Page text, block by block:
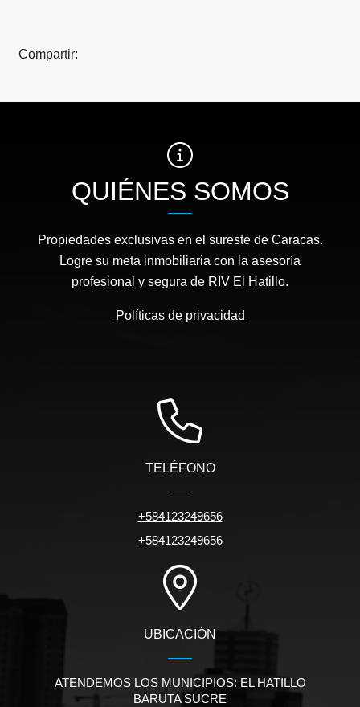
Compartir:
QUIÉNES SOMOS
Propiedades exclusivas en el sureste de Caracas.
Logre su meta inmobiliaria con la asesoría
profesional y segura de RIV El Hatillo.
Políticas de privacidad
TELÉFONO
+584123249656
+584123249656
UBICACIÓN
ATENDEMOS LOS MUNICIPIOS: EL HATILLO
BARUTA SUCRE